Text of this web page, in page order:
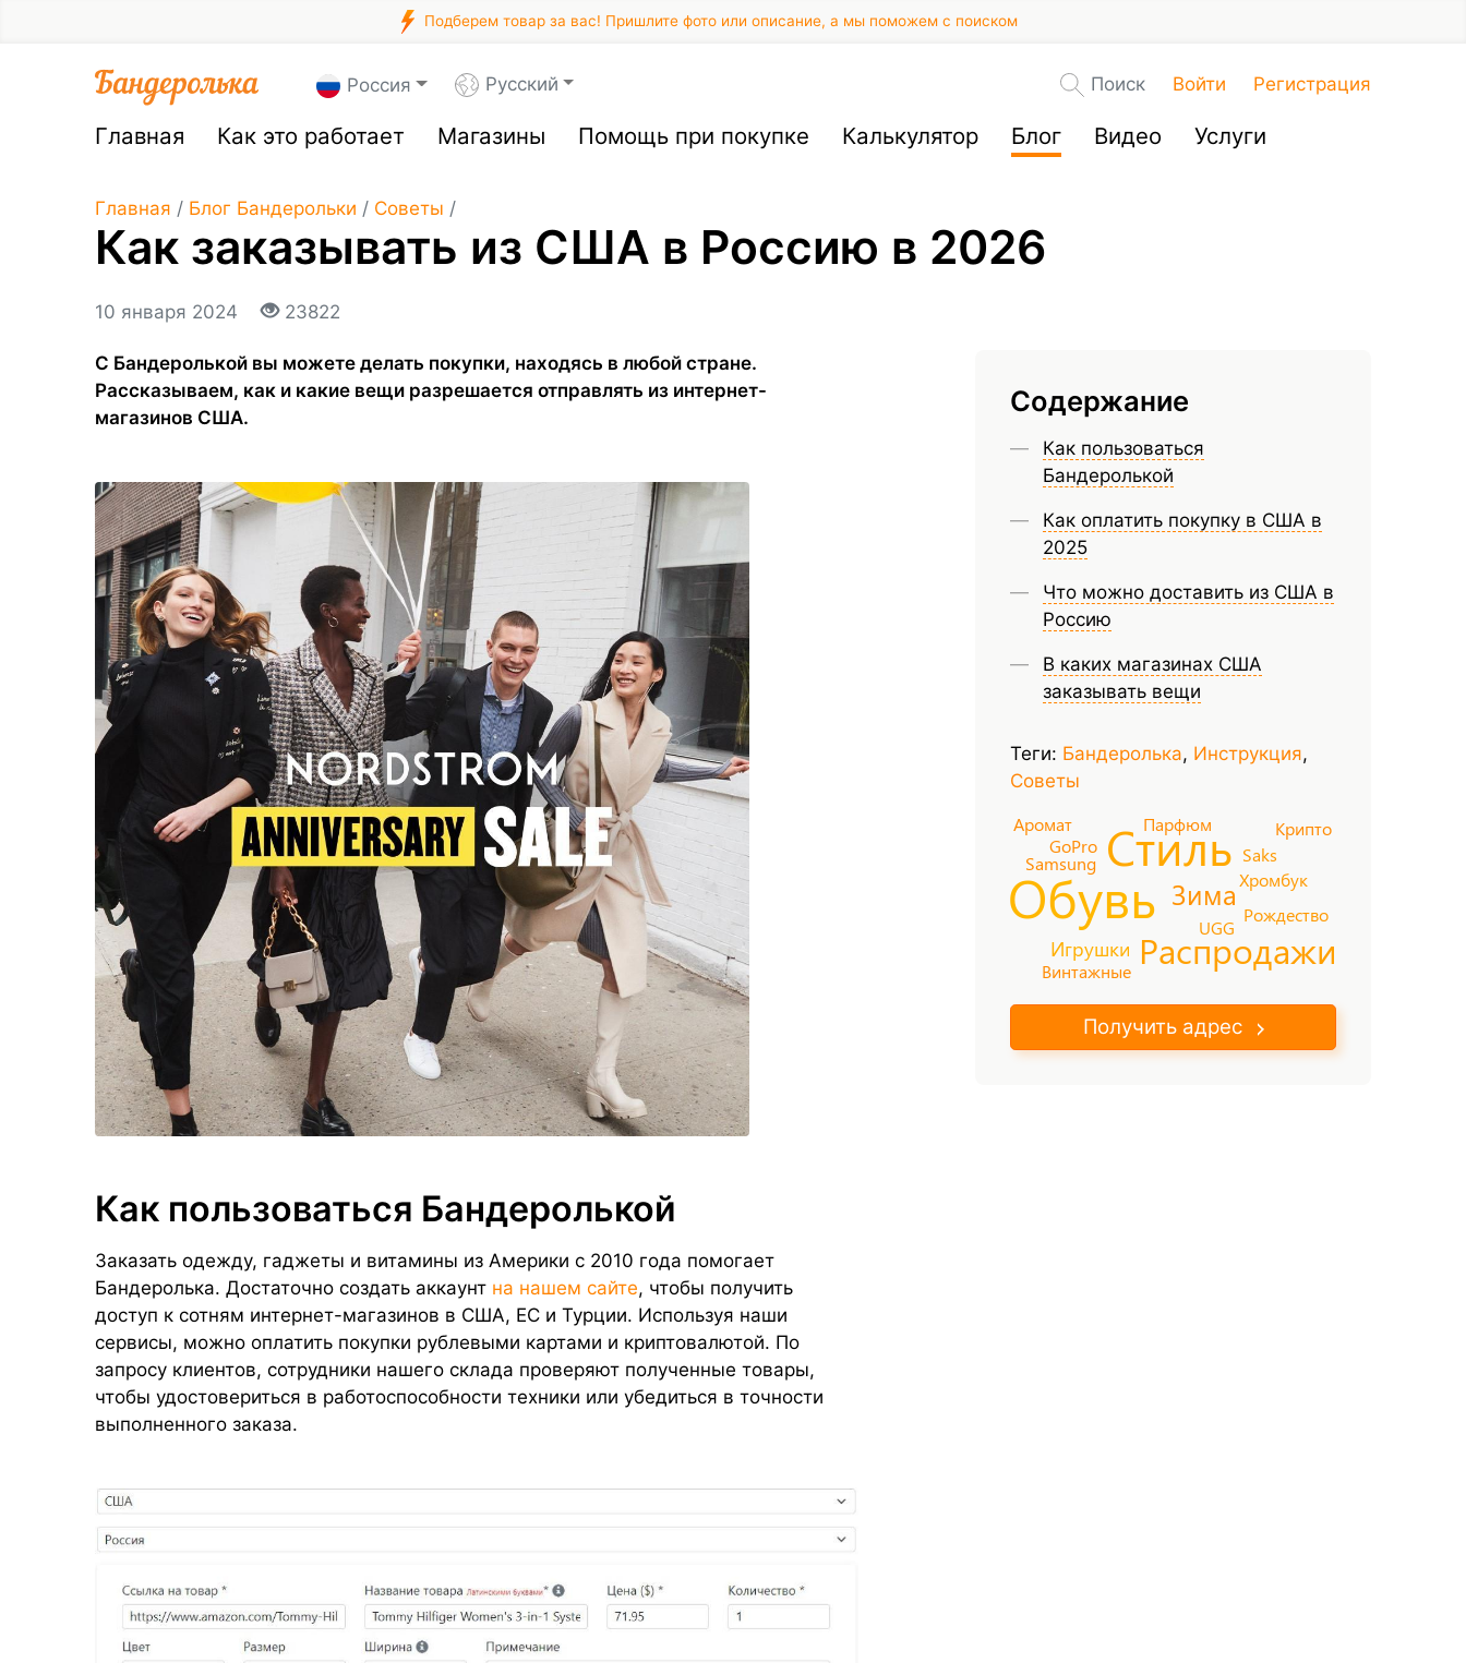
Подберем товар за вас! Пришлите фото или описание, а мы поможем с поиском
Россия Русский Поиск Войти Регистрация
Главная Как это работает Магазины Помощь при покупке Калькулятор Блог Видео Услуги
Главная / Блог Бандерольки / Советы /
Как заказывать из США в Россию в 2026
10 января 2024 23822
Содержание
Как пользоваться
Бандеролькой
Как оплатить покупку в США в
2025
Что можно доставить из США в
Россию
В каких магазинах США
заказывать вещи
Теги: Бандеролька, Инструкция,
Советы
Обувь
Стиль
Распродажи
Зима
Игрушки
UGG
Saks
Хромбук
Рождество
Samsung
GoPro
Винтажные
Крипто
Парфюм
Аромат
Получить адрес
С Бандеролькой вы можете делать покупки, находясь в любой стране.
Рассказываем, как и какие вещи разрешается отправлять из интернет-
магазинов США.
Как пользоваться Бандеролькой
Заказать одежду, гаджеты и витамины из Америки с 2010 года помогает
Бандеролька. Достаточно создать аккаунт на нашем сайте, чтобы получить
доступ к сотням интернет-магазинов в США, ЕС и Турции. Используя наши
сервисы, можно оплатить покупки рублевыми картами и криптовалютой. По
запросу клиентов, сотрудники нашего склада проверяют полученные товары,
чтобы удостовериться в работоспособности техники или убедиться в точности
выполненного заказа.